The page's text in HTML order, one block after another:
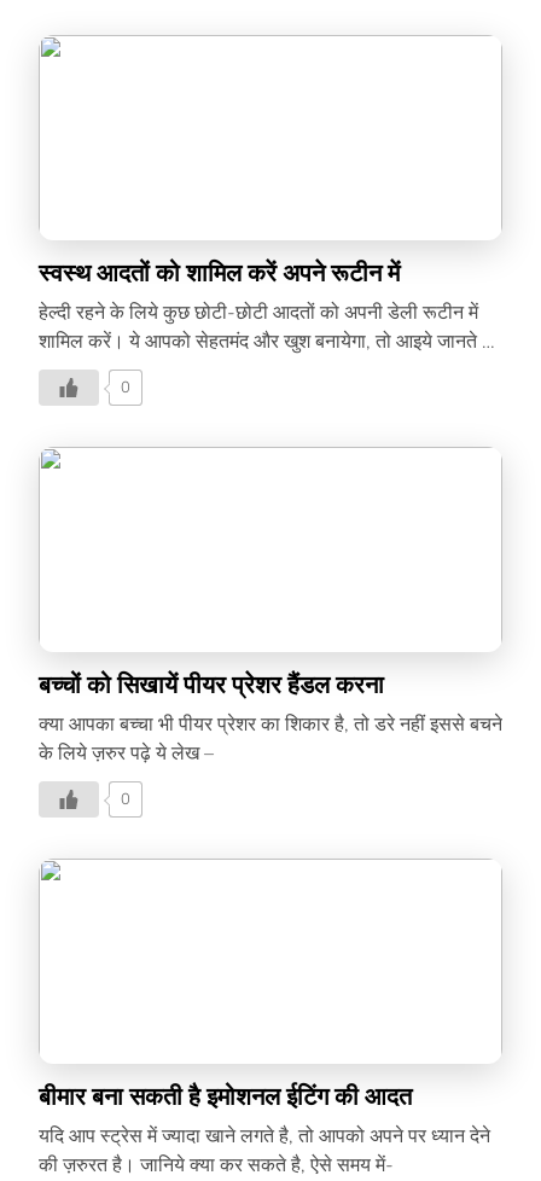
स्वस्थ आदतों को शामिल करें अपने रूटीन में
हेल्दी रहने के लिये कुछ छोटी-छोटी आदतों को अपनी डेली रूटीन में
शामिल करें। ये आपको सेहतमंद और खुश बनायेगा, तो आइये जानते हैं,
हेल्दी हैबिट्स के बारे में –
0
बच्चों को सिखायें पीयर प्रेशर हैंडल करना
क्या आपका बच्चा भी पीयर प्रेशर का शिकार है, तो डरे नहीं इससे बचने
के लिये ज़रुर पढ़े ये लेख –
0
बीमार बना सकती है इमोशनल ईटिंग की आदत
यदि आप स्ट्रेस में ज्यादा खाने लगते है, तो आपको अपने पर ध्यान देने
की ज़रुरत है। जानिये क्या कर सकते है, ऐसे समय में-